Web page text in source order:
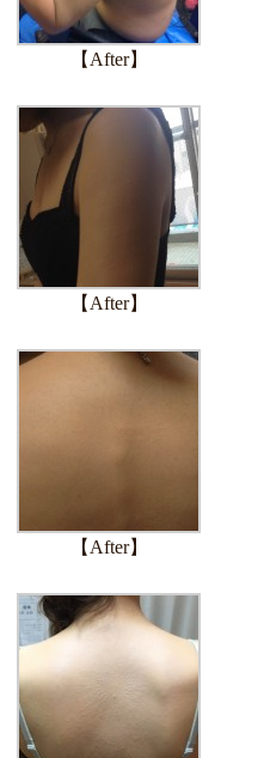
【After】
【After】
【After】